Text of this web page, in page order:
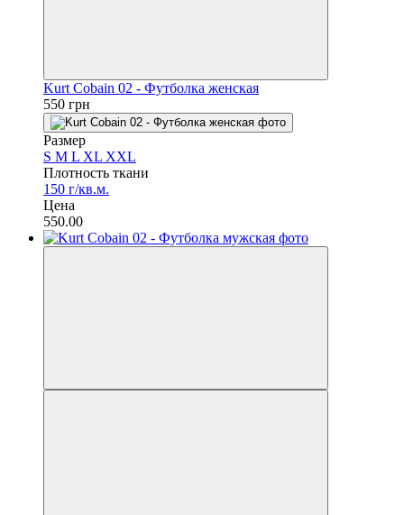
Kurt Cobain 02 - Футболка женская
550 грн
Размер
S M L XL XXL
Плотность ткани
150 г/кв.м.
Цена
550.00